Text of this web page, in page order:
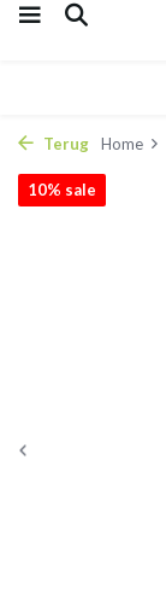
Terug Home
10% sale